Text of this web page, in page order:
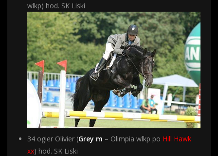
wlkp) hod. SK Liski
34 ogier Olivier (Grey m – Olimpia wlkp po Hill Hawk
xx) hod. SK Liski